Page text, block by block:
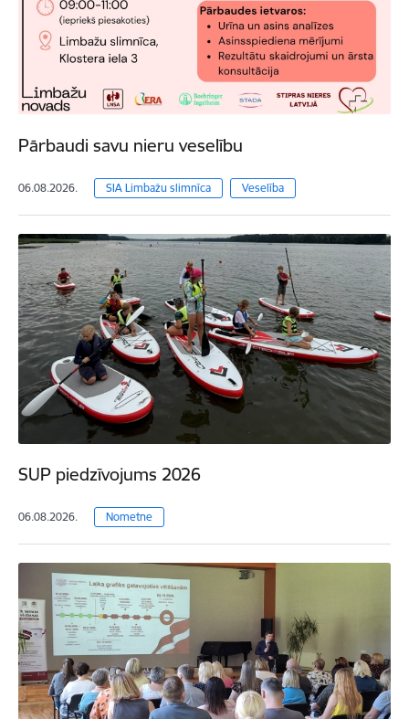
Pārbaudi savu nieru veselību
06.08.2026. SIA Limbažu slimnīca Veselība
SUP piedzīvojums 2026
06.08.2026. Nometne